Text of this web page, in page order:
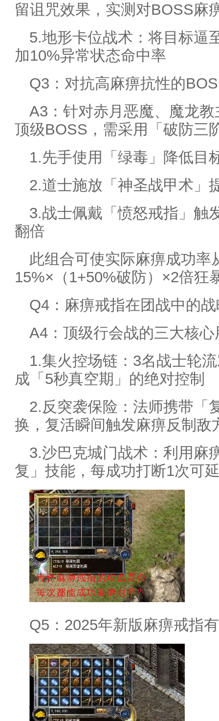
留诅咒效果，实测对BOSS麻
5.地形卡位战术：将目标逼
加10%异常状态命中率
Q3：对抗高麻痹抗性的
A3：针对赤月恶魔、魔龙
顶级BOSS，需采用「破防三
1.先手使用「绿毒」降低目
2.道士施放「神圣战甲术」
3.战士佩戴「愤怒戒指」触
翻倍
此组合可使实际麻痹成功率
15%×（1+50%破防）×2倍狂
Q4：麻痹戒指在团战中的
A4：顶级行会战的三大核心
1.集火控场链：3名战士轮
成「5秒真空期」的绝对控制
2.反突袭保险：法师携带「
换，复活瞬间触发麻痹反制敌
3.沙巴克城门战术：利用麻
复」技能，每成功打断1次可
Q5：2025年新版麻痹戒指